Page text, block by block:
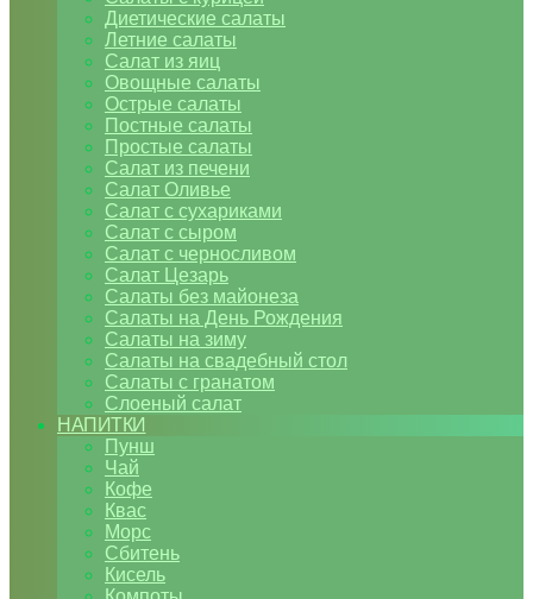
Диетические салаты
Летние салаты
Салат из яиц
Овощные салаты
Острые салаты
Постные салаты
Простые салаты
Салат из печени
Салат Оливье
Салат с сухариками
Салат с сыром
Салат с черносливом
Салат Цезарь
Салаты без майонеза
Салаты на День Рождения
Салаты на зиму
Салаты на свадебный стол
Салаты с гранатом
Слоеный салат
НАПИТКИ
Пунш
Чай
Кофе
Квас
Морс
Сбитень
Кисель